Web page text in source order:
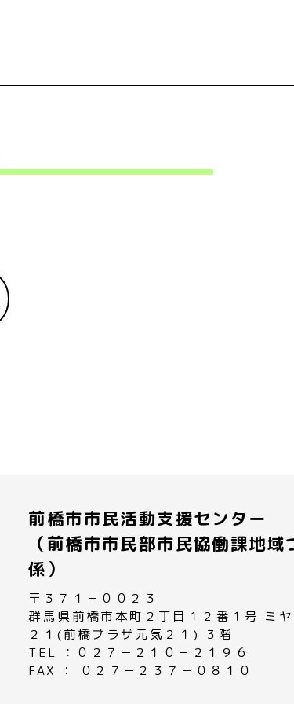
前橋市市民活動支援センター
（前橋市市民部市民協働課地域
係）
〒３７１－００２３
群馬県前橋市本町２丁目１２番１号 ミ
２１(前橋プラザ元気２１) ３階
TEL ：０２７－２１０－２１９６
FAX ： ０２７－２３７－０８１０